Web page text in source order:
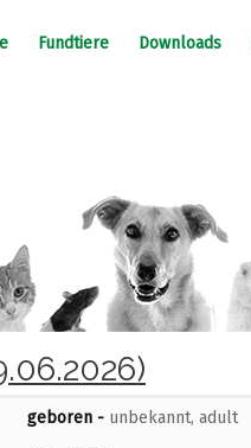
Fundtiere Downloads
geboren - unbekannt, adult